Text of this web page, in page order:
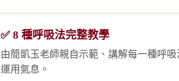
✅ 8 種呼吸法完整教學
由簡凱玉老師親自示範、講解每一種呼
運用氣息。